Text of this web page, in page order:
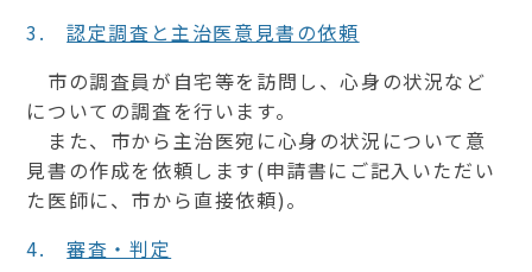
3.認定調査と主治医意見書の依頼
市の調査員が自宅等を訪問し、心身の状況など
についての調査を行います。
また、市から主治医宛に心身の状況について意
見書の作成を依頼します(申請書にご記入いただい
た医師に、市から直接依頼)。
4.審査・判定